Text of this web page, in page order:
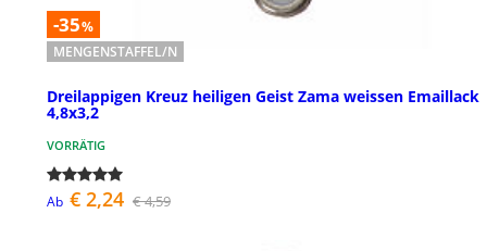
-35%
MENGENSTAFFEL/N
Dreilappigen Kreuz heiligen Geist Zama weissen Emaillack
4,8x3,2
VORRÄTIG
Ab € 2,24 € 4,59